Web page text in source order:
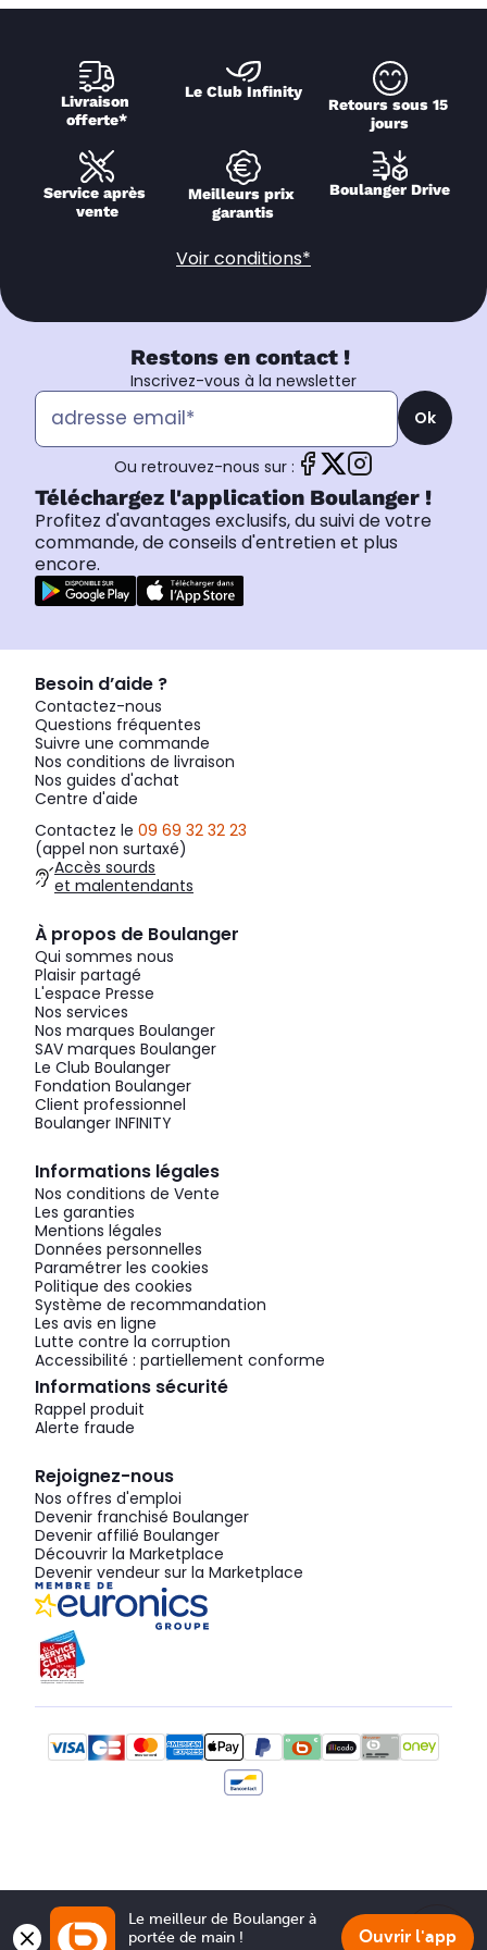
Livraison
offerte*
Le Club Infinity
Retours sous 15
jours
Service après
vente
Meilleurs prix
garantis
Boulanger Drive
Voir conditions*
Restons en contact !
Inscrivez-vous à la newsletter
Ok
Ou retrouvez-nous sur :
Téléchargez l'application Boulanger !
Profitez d'avantages exclusifs, du suivi de votre
commande, de conseils d'entretien et plus
encore.
Besoin d’aide ?
Contactez-nous
Questions fréquentes
Suivre une commande
Nos conditions de livraison
Nos guides d'achat
Centre d'aide
Contactez le 09 69 32 32 23
(appel non surtaxé)
Accès sourds
et malentendants
À propos de Boulanger
Qui sommes nous
Plaisir partagé
L'espace Presse
Nos services
Nos marques Boulanger
SAV marques Boulanger
Le Club Boulanger
Fondation Boulanger
Client professionnel
Boulanger INFINITY
Informations légales
Nos conditions de Vente
Les garanties
Mentions légales
Données personnelles
Paramétrer les cookies
Politique des cookies
Système de recommandation
Les avis en ligne
Lutte contre la corruption
Accessibilité : partiellement conforme
Informations sécurité
Rappel produit
Alerte fraude
Rejoignez-nous
Nos offres d'emploi
Devenir franchisé Boulanger
Devenir affilié Boulanger
Découvrir la Marketplace
Devenir vendeur sur la Marketplace
Le meilleur de Boulanger à
portée de main !
Ouvrir l'app